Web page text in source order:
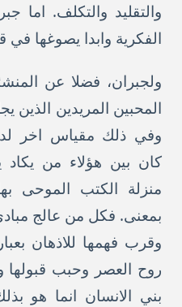
والتقليد والتكلف. اما
الفكرية وابدا يصوغها
ولجبران، فضلا عن
المحبين المريدين الذين
وفي ذلك مقياس اخر
كان بين هؤلاء من يكاد
منزلة الكتب الموحى
بمعنى. فكل من عالج
وقرب فهمها للاذهان
روح العصر وحبب
بني الانسان انما هو